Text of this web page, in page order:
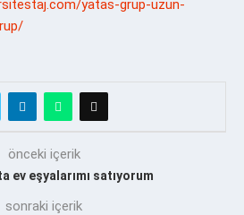
yatas-grup-uzun-
önceki içerik
ev eşyalarımı satıyorum
sonraki içerik